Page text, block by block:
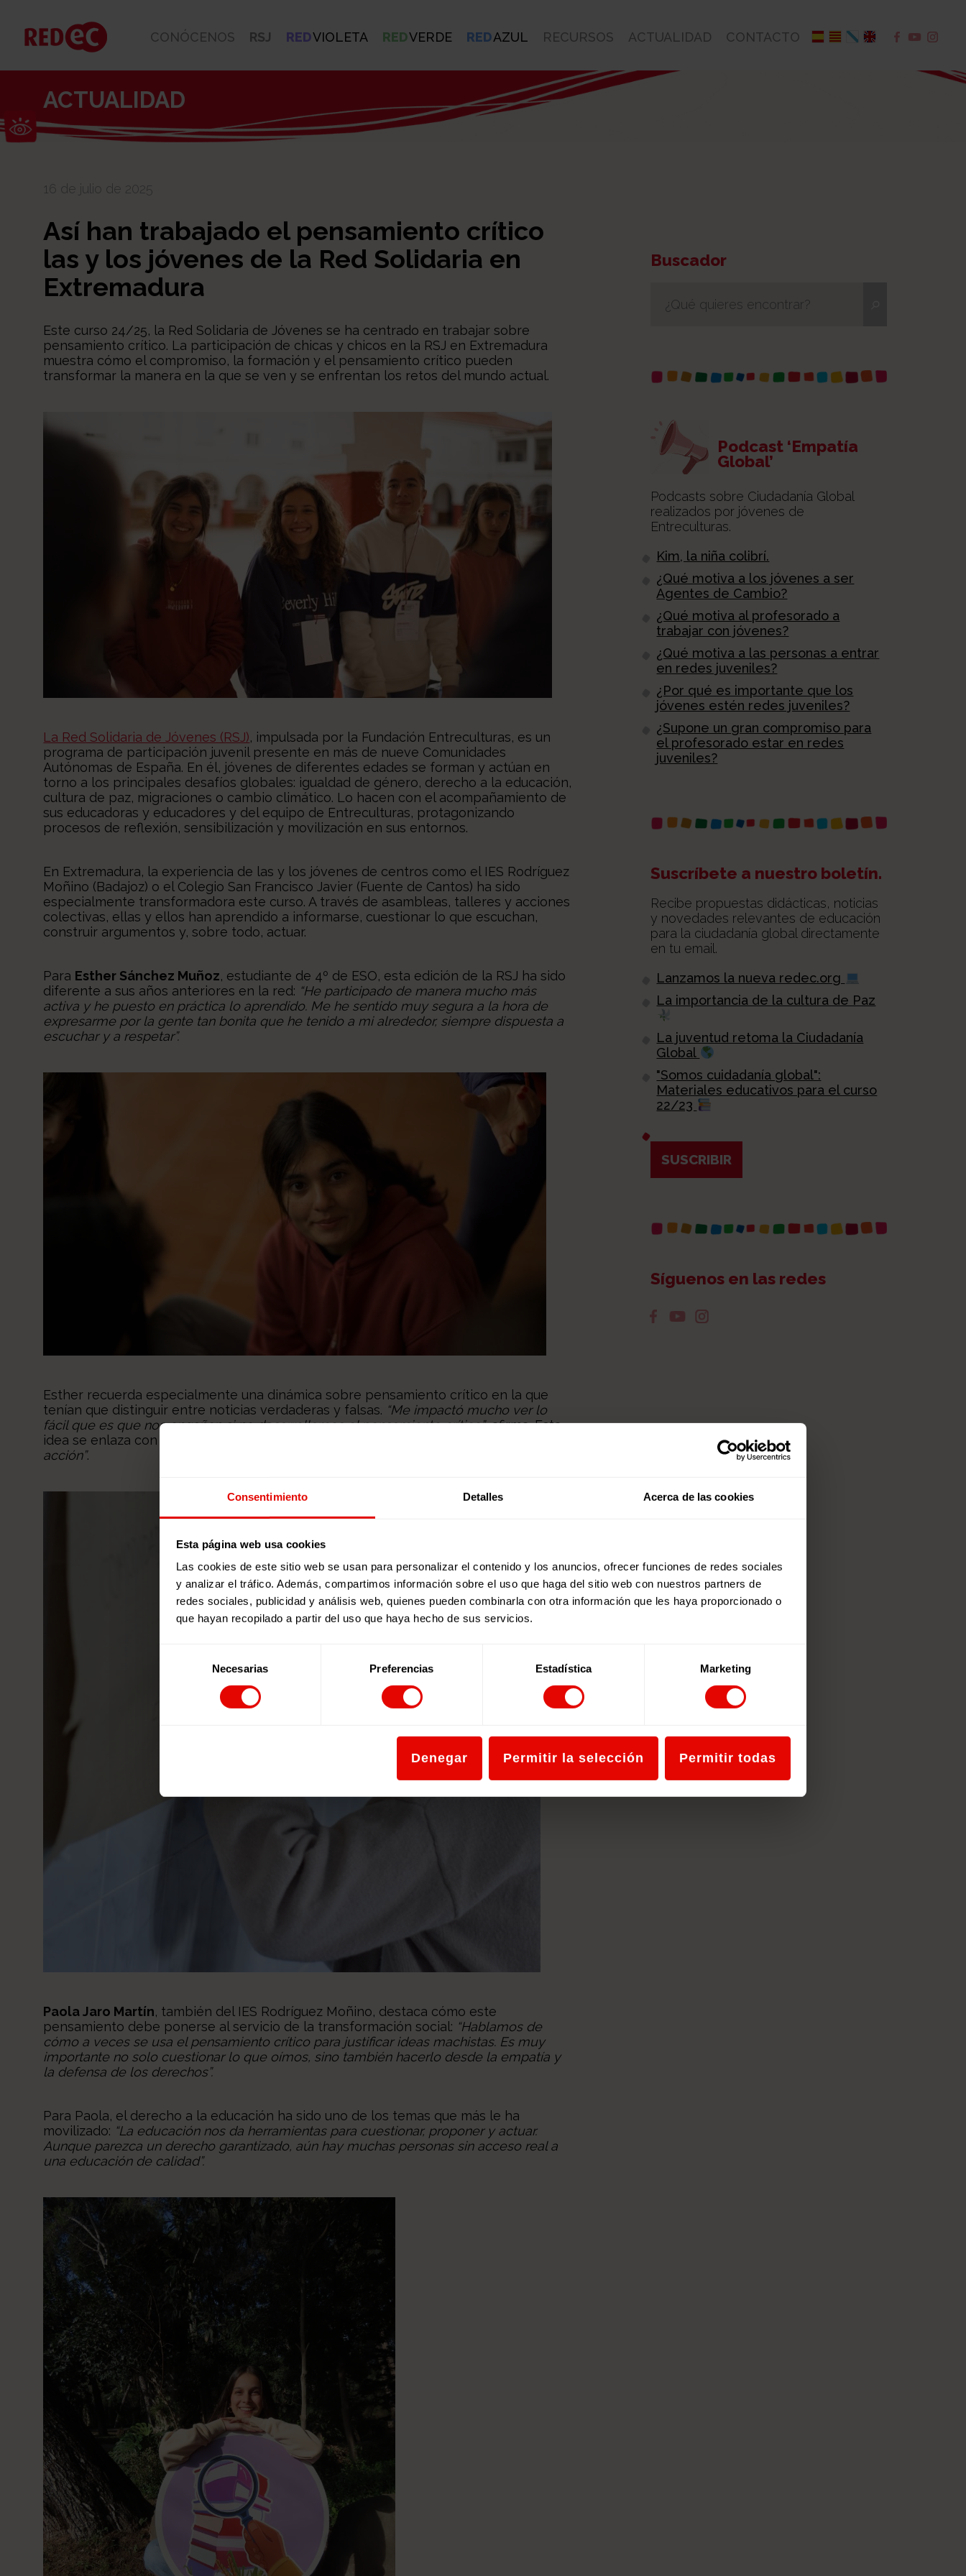
Consentimiento Detalles Acerca de las cookies
Esta página web usa cookies
Las cookies de este sitio web se usan para personalizar el contenido y los anuncios, ofrecer funciones de redes sociales
y analizar el tráfico. Además, compartimos información sobre el uso que haga del sitio web con nuestros partners de
redes sociales, publicidad y análisis web, quienes pueden combinarla con otra información que les haya proporcionado o
que hayan recopilado a partir del uso que haya hecho de sus servicios.
consentimiento
Necesarias Preferencias Estadística Marketing
Denegar Permitir la selección Permitir todas
Abrir barra de herramientas
CONÓCENOS RSJ REDVIOLETA REDVERDE REDAZUL RECURSOS ACTUALIDAD CONTACTO
ACTUALIDAD
16 de julio de 2025
Así han trabajado el pensamiento crítico
las y los jóvenes de la Red Solidaria en
Extremadura
Este curso 24/25, la Red Solidaria de Jóvenes se ha centrado en trabajar sobre
pensamiento crítico. La participación de chicas y chicos en la RSJ en Extremadura
muestra cómo el compromiso, la formación y el pensamiento crítico pueden
transformar la manera en la que se ven y se enfrentan los retos del mundo actual.
La Red Solidaria de Jóvenes (RSJ), impulsada por la Fundación Entreculturas, es un
programa de participación juvenil presente en más de nueve Comunidades
Autónomas de España. En él, jóvenes de diferentes edades se forman y actúan en
torno a los principales desafíos globales: igualdad de género, derecho a la educación,
cultura de paz, migraciones o cambio climático. Lo hacen con el acompañamiento de
sus educadoras y educadores y del equipo de Entreculturas, protagonizando
procesos de reflexión, sensibilización y movilización en sus entornos.
En Extremadura, la experiencia de las y los jóvenes de centros como el IES Rodríguez
Moñino (Badajoz) o el Colegio San Francisco Javier (Fuente de Cantos) ha sido
especialmente transformadora este curso. A través de asambleas, talleres y acciones
colectivas, ellas y ellos han aprendido a informarse, cuestionar lo que escuchan,
construir argumentos y, sobre todo, actuar.
Para Esther Sánchez Muñoz, estudiante de 4º de ESO, esta edición de la RSJ ha sido
diferente a sus años anteriores en la red: “He participado de manera mucho más
activa y he puesto en práctica lo aprendido. Me he sentido muy segura a la hora de
expresarme por la gente tan bonita que he tenido a mi alrededor, siempre dispuesta a
escuchar y a respetar”.
Esther recuerda especialmente una dinámica sobre pensamiento crítico en la que
tenían que distinguir entre noticias verdaderas y falsas. “Me impactó mucho ver lo
fácil que es que nos engañen si no desarrollamos el pensamiento crítico”, afirma. Esta
idea se enlaza con el lema que ha guiado el curso 2024-2025:
acción”.
Paola Jaro Martín, también del IES Rodríguez Moñino, destaca cómo este
pensamiento debe ponerse al servicio de la transformación social: “Hablamos de
cómo a veces se usa el pensamiento crítico para justificar ideas machistas. Es muy
importante no solo cuestionar lo que oímos, sino también hacerlo desde la empatía y
la defensa de los derechos”.
Para Paola, el derecho a la educación ha sido uno de los temas que más le ha
movilizado: “La educación nos da herramientas para cuestionar, proponer y actuar.
Aunque parezca un derecho garantizado, aún hay muchas personas sin acceso real a
una educación de calidad”.
Buscador
Podcast ‘Empatía
Global’
Podcasts sobre Ciudadanía Global
realizados por jóvenes de
Entreculturas.
Kim, la niña colibrí.
¿Qué motiva a los jóvenes a ser
Agentes de Cambio?
¿Qué motiva al profesorado a
trabajar con jóvenes?
¿Qué motiva a las personas a entrar
en redes juveniles?
¿Por qué es importante que los
jóvenes estén redes juveniles?
¿Supone un gran compromiso para
el profesorado estar en redes
juveniles?
Suscríbete a nuestro boletín.
Recibe propuestas didácticas, noticias
y novedades relevantes de educación
para la ciudadanía global directamente
en tu email.
Lanzamos la nueva redec.org
La importancia de la cultura de Paz
La juventud retoma la Ciudadanía
Global
"Somos cuidadanía global":
Materiales educativos para el curso
22/23
SUSCRIBIR
Síguenos en las redes